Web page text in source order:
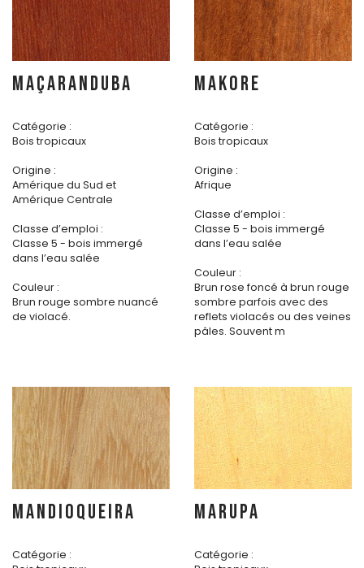
MAÇARANDUBA
Catégorie :
Bois tropicaux
Origine :
Amérique du Sud et
Amérique Centrale
Classe d’emploi :
Classe 5 - bois immergé
dans l’eau salée
Couleur :
Brun rouge sombre nuancé
de violacé.
MAKORE
Catégorie :
Bois tropicaux
Origine :
Afrique
Classe d’emploi :
Classe 5 - bois immergé
dans l’eau salée
Couleur :
Brun rose foncé à brun rouge
sombre parfois avec des
reflets violacés ou des veines
pâles. Souvent m
MANDIOQUEIRA
Catégorie :
MARUPA
Catégorie :